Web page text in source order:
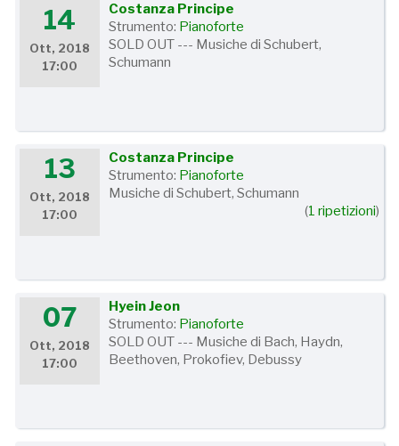
14
Ott, 2018
17:00
Costanza Principe
Strumento: Pianoforte
SOLD OUT --- Musiche di Schubert,
Schumann
13
Ott, 2018
17:00
Costanza Principe
Strumento: Pianoforte
Musiche di Schubert, Schumann
(1 ripetizioni)
07
Ott, 2018
17:00
Hyein Jeon
Strumento: Pianoforte
SOLD OUT --- Musiche di Bach, Haydn,
Beethoven, Prokofiev, Debussy